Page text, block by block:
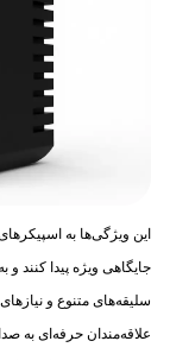
این ویژگی‌ها به
جایگاهی ویژه پیدا کنند
سلیقه‌های متنوع و
علاقه‌مندان حرفه‌ای به